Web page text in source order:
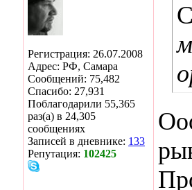
Регистрация: 26.07.2008
Адрес: РФ, Самара
Сообщений: 75,482
Спасибо: 27,931
Поблагодарили 55,365
раз(а) в 24,305
сообщениях
Записей в дневнике: 133
Репутация: 102425